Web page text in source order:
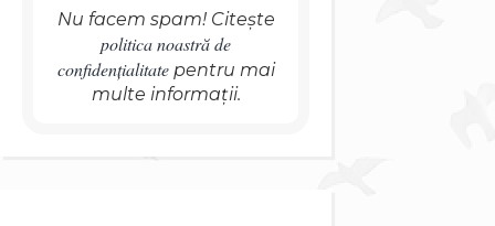
Nu facem spam! Citește
politica noastră de
confidențialitatepentru mai
multe informații.